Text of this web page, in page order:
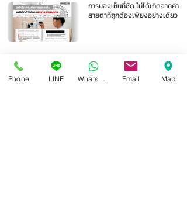
การมองเห็นที่ชัด ไม่ได้เกิดจากค่า
สายตาที่ถูกต้องเพียงอย่างเดียว
/105
Phone LINE Email Map